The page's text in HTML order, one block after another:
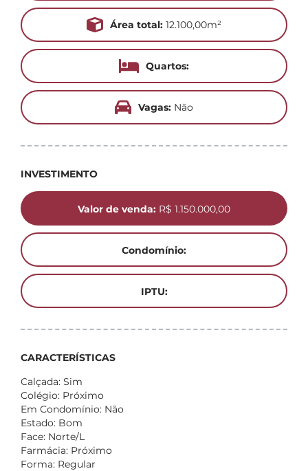
Área total:12.100,00m²
Quartos:
Vagas:Não
INVESTIMENTO
Valor de venda: R$ 1.150.000,00
Condomínio:
IPTU:
CARACTERÍSTICAS
Calçada: Sim
Colégio: Próximo
Em Condomínio: Não
Estado: Bom
Face: Norte/L
Farmácia: Próximo
Forma: Regular